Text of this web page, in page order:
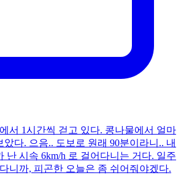
서 1시간씩 걷고 있다. 콩나물에서 얼마
다. 으음.. 도보로 원래 90분이라니.. 내
난 시속 6km/h 로 걸어다니는 거다. 일주
니까, 피곤한 오늘은 좀 쉬어줘야겠다.